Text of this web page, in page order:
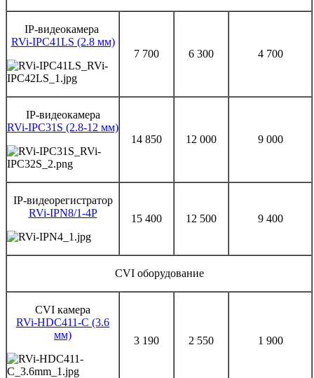
IP-видеокамера
RVi-IPC41LS (2.8 мм)
7 700
6 300 4 700
IP-видеокамера
RVi-IPC31S (2.8-12 мм)
14 850
12 000 9 000
IP-видеорегистратор
RVi-IPN8/1-4P
15 400 12 500 9 400
CVI оборудование
CVI камера
RVi-HDC411-C (3.6
мм)
3 190 2 550 1 900